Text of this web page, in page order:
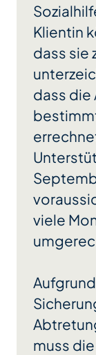
Klientin
dass sie
dass die
viele
muss